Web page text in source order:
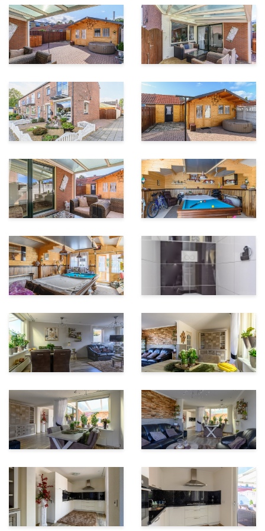
Aanwezige isolatie
Muurisolatie, vloerisolatie,
glasisolatie